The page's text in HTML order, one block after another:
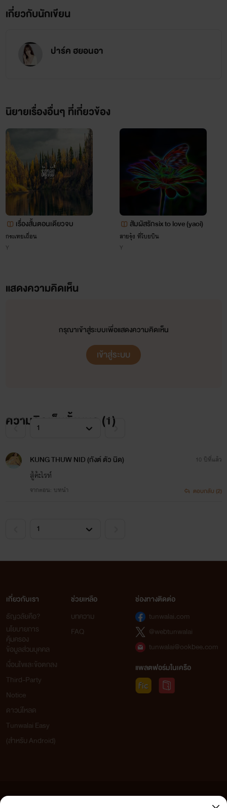
เกี่ยวกับนักเขียน
ปาร์ค ฮยอนอา
นิยายเรื่องอื่นๆ ที่เกี่ยวข้อง
เรื่องสั้นตอนเดียวจบ
กระเทยเถื่อน
Y
สัมผัสรักsix to love (yaoi)
สายรุ้ง ที่โบยบิน
Y
แสดงความคิดเห็น
กรุณาเข้าสู่ระบบเพื่อแสดงความคิดเห็น
เข้าสู่ระบบ
ความคิดเห็นทั้งหมด (1)
KUNG THUW NID (กังต์ ตัว นิด)
สู้ค้ะไรท์
จากตอน: บทนำ
10 ปีที่แล้ว
ตอบกลับ (2)
เกี่ยวกับเรา
ธัญวลัยคือ?
นโยบายการ
คุ้มครอง
ข้อมูลส่วนบุคคล
เงื่อนไขและข้อตกลง
Third-Party
Notice
ดาวน์โหลด
Tunwalai Easy
(สำหรับ Android)
ช่วยเหลือ
บทความ
FAQ
ช่องทางติดต่อ
tunwalai.com
@webtunwalai
tunwalai@ookbee.com
แพลตฟอร์มในเครือ